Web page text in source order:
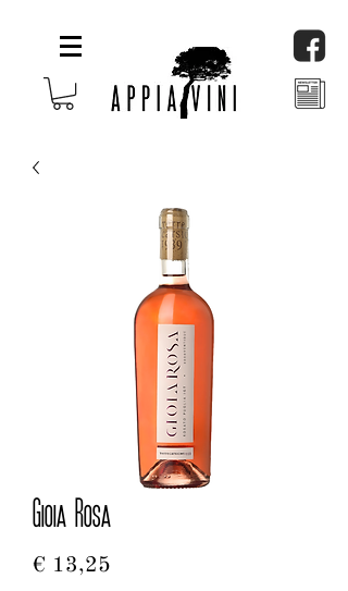
Gioia Rosa
€ 13,25